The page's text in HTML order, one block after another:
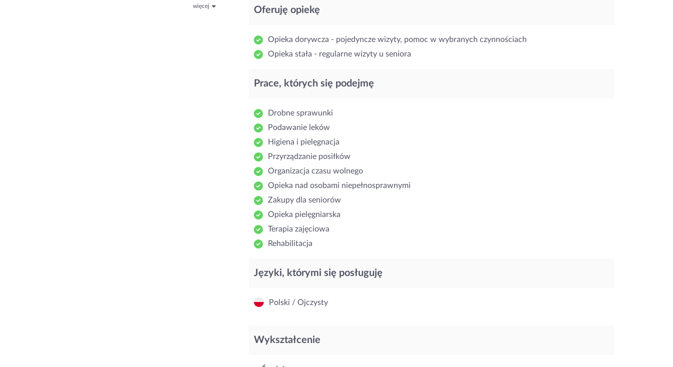
więcej Oferuję opiekę
Opieka dorywcza - pojedyncze wizyty, pomoc w wybranych czynnościach
Opieka stała - regularne wizyty u seniora
Prace, których się podejmę
Drobne sprawunki
Podawanie leków
Higiena i pielęgnacja
Przyrządzanie posiłków
Organizacja czasu wolnego
Opieka nad osobami niepełnosprawnymi
Zakupy dla seniorów
Opieka pielęgniarska
Terapia zajęciowa
Rehabilitacja
Języki, którymi się posługuję
Polski / Ojczysty
Wykształcenie